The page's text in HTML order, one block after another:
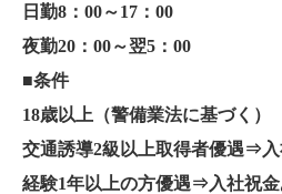
日勤8：00～17：00
夜勤20：00～翌5：00
■条件
18歳以上（警備業法に基づく）
交通誘導2級以上取得者優遇⇒入
経験1年以上の方優遇⇒入社祝金